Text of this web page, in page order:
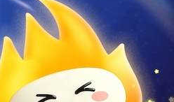
反对[0]